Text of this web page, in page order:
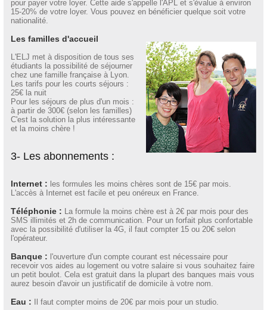
pour payer votre loyer. Cette aide s'appelle l'APL et s'évalue à environ
15-20% de votre loyer. Vous pouvez en bénéficier quelque soit votre
nationalité.
Les familles d'accueil
L'ELJ met à disposition de tous ses
étudiants la possibilité de séjourner
chez une famille française à Lyon.
Les tarifs pour les courts séjours :
25€ la nuit
Pour les séjours de plus d'un mois :
à partir de 300€ (selon les familles)
C'est la solution la plus intéressante
et la moins chère !
3- Les abonnements :
Internet : les formules les moins chères sont de 15€ par mois.
L'accès à Internet est facile et peu onéreux en France.
Téléphonie : La formule la moins chère est à 2€ par mois pour des
SMS illimités et 2h de communication. Pour un forfait plus confortable
avec la possibilité d'utiliser la 4G, il faut compter 15 ou 20€ selon
l'opérateur.
Banque : l'ouverture d'un compte courant est nécessaire pour
recevoir vos aides au logement ou votre salaire si vous souhaitez faire
un petit boulot. Cela est gratuit dans la plupart des banques mais vous
aurez besoin d'avoir un justificatif de domicile à votre nom.
Eau : Il faut compter moins de 20€ par mois pour un studio.